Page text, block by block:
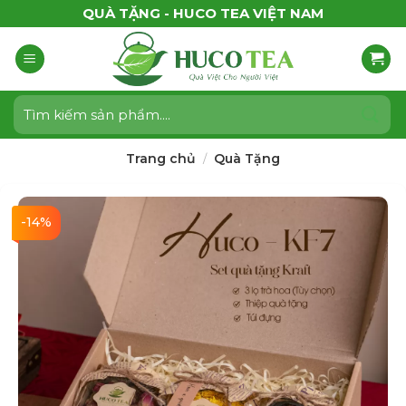
qua
nội
dung
QUÀ TẶNG - HUCO TEA VIỆT NAM
Tìm
kiếm:
Trang chủ / Quà Tặng
-14%